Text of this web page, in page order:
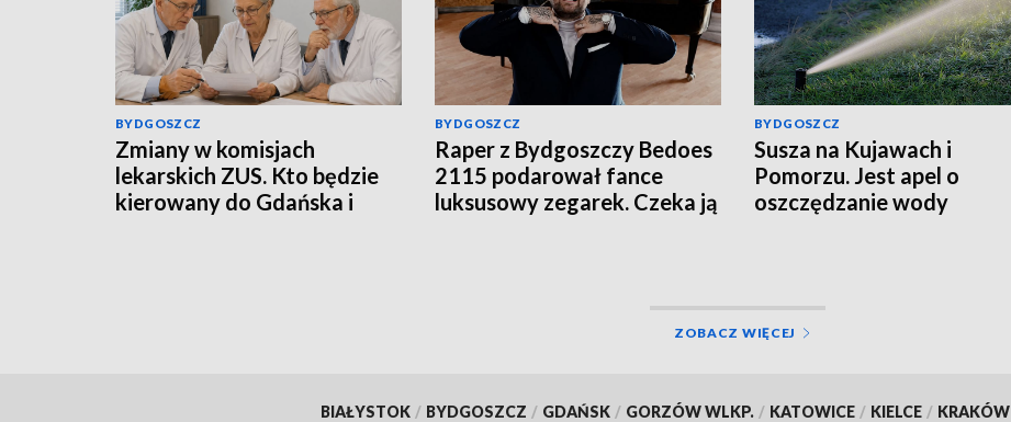
BYDGOSZCZ
Zmiany w komisjach
lekarskich ZUS. Kto będzie
kierowany do Gdańska i
BYDGOSZCZ
Raper z Bydgoszczy Bedoes
2115 podarował fance
luksusowy zegarek. Czeka ją
BYDGOSZCZ
Susza na Kujawach i
Pomorzu. Jest apel o
oszczędzanie wody
ZOBACZ WIĘCEJ
BIAŁYSTOK / BYDGOSZCZ / GDAŃSK / GORZÓW WLKP. / KATOWICE / KIELCE / KRAKÓW